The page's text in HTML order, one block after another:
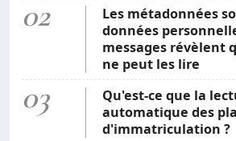
02
Les métadonnées
données
messages révèlent
ne peut les lire
03
Qu'est-ce que la
automatique des
d'immatriculation ?